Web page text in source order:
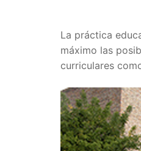
La práctica
máximo las
curriculares